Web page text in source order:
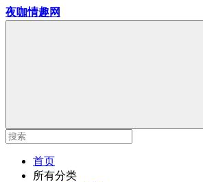
夜咖情趣网
首页
所有分类